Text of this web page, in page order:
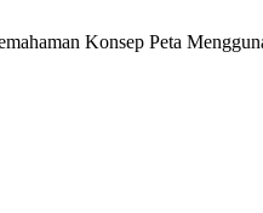
Konsep Peta